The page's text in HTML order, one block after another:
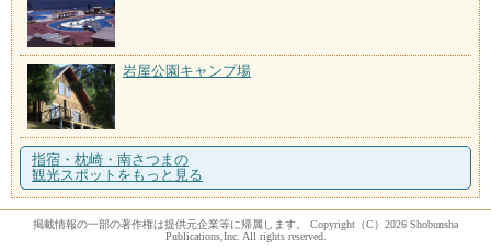
岩屋公園キャンプ場
指宿・枕崎・南さつまの
観光スポットをもっと見る
掲載情報の一部の著作権は提供元企業等に帰属します。 Copyright（C）2026 Shobunsha
Publications,Inc. All rights reserved.